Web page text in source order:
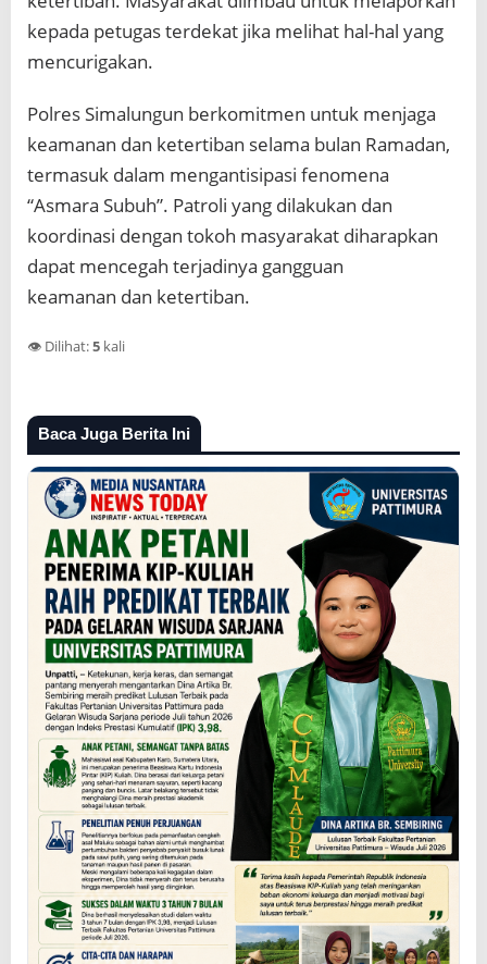
kepada petugas terdekat jika melihat hal-hal yang
mencurigakan.
Polres Simalungun berkomitmen untuk menjaga
keamanan dan ketertiban selama bulan Ramadan,
termasuk dalam mengantisipasi fenomena
“Asmara Subuh”. Patroli yang dilakukan dan
koordinasi dengan tokoh masyarakat diharapkan
dapat mencegah terjadinya gangguan
keamanan dan ketertiban.
👁️ Dilihat:5 kali
Baca Juga Berita Ini